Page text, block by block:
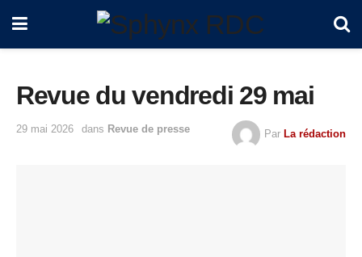
Revue du vendredi 29 mai
29 mai 2026 dans Revue de presse Par La rédaction